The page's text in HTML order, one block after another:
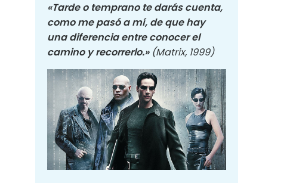
«Tarde o temprano te darás cuenta,
como me pasó a mí, de que hay
una diferencia entre conocer el
camino y recorrerlo.» (Matrix, 1999)